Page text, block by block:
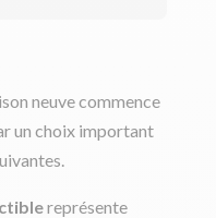
neuve commence
un choix important
représente